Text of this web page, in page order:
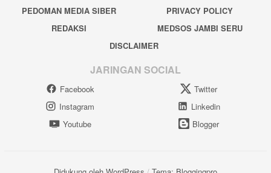
PEDOMAN MEDIA SIBER
PRIVACY POLICY
REDAKSI
MEDSOS JAMBI SERU
DISCLAIMER
JARINGAN SOCIAL
Facebook
Twitter
Instagram
Linkedin
Youtube
Blogger